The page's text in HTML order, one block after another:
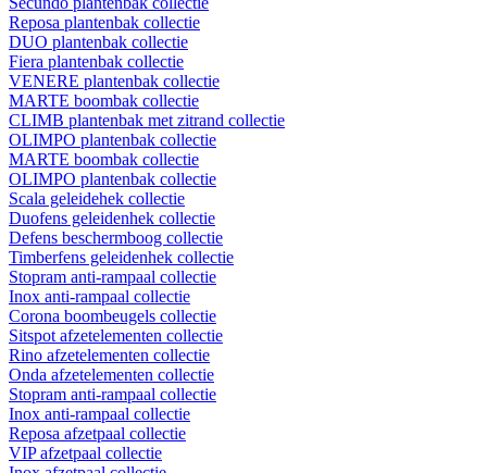
Reposa plantenbak collectie
DUO plantenbak collectie
Fiera plantenbak collectie
VENERE plantenbak collectie
MARTE boombak collectie
CLIMB plantenbak met zitrand collectie
OLIMPO plantenbak collectie
MARTE boombak collectie
OLIMPO plantenbak collectie
Scala geleidehek collectie
Duofens geleidenhek collectie
Defens beschermboog collectie
Timberfens geleidenhek collectie
Stopram anti-rampaal collectie
Inox anti-rampaal collectie
Corona boombeugels collectie
Sitspot afzetelementen collectie
Rino afzetelementen collectie
Onda afzetelementen collectie
Stopram anti-rampaal collectie
Inox anti-rampaal collectie
Reposa afzetpaal collectie
VIP afzetpaal collectie